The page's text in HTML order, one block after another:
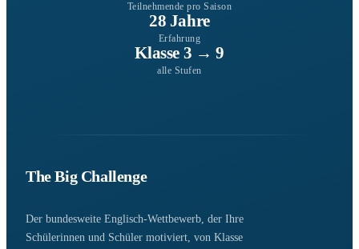
Teilnehmende pro Saison
28 Jahre
Erfahrung
Klasse 3 → 9
alle Stufen
The Big Challenge
Der bundesweite Englisch-Wettbewerb, der Ihre
Schülerinnen und Schüler motiviert, von Klasse